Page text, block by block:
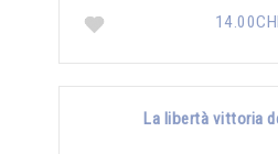
La libertà vittoria